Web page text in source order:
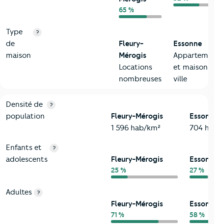
65 %
Type
de
maison
?
Fleury-
Mérogis
Locations
nombreuses
Essonne
et maisons
ville
2-Habitants
Critères Fleury-Mérogis
Densité de
population
?
Fleury-Mérogis
1 596 hab/km²
Essonne
704
Enfants et
adolescents
?
Fleury-Mérogis
25 %
Essonne
27 %
Adultes ?
Fleury-Mérogis
71 %
Essonne
58 %